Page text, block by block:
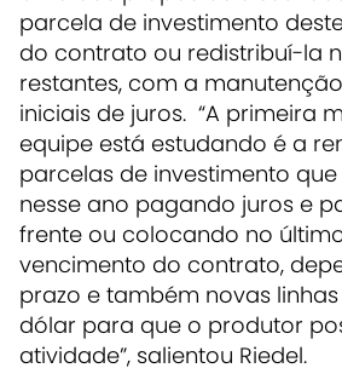
parcela de investimento
do contrato ou redistribuí-la
restantes, com a
iniciais de juros. “A primeira
equipe está estudando é a
parcelas de investimento
nesse ano pagando juros e
frente ou colocando no
vencimento do contrato,
prazo e também novas
dólar para que o produtor
atividade”, salientou Riedel.